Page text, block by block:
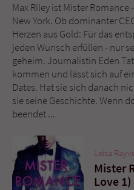
Max Riley ist Mister Romance
New York. Ob dominanter
Herzen aus Gold: Für das
jeden Wunsch erfüllen - nur
geheim. Journalistin Eden
kommen und lässt sich auf
Dates. Hat sie sich danach
sie seine Geschichte. Wenn
beendet ...
Leisa
Mister
Love 1)
Name fe_typo_user
Anbieter Literatur-
Laufzeit Session
Zweck
überprüfen.